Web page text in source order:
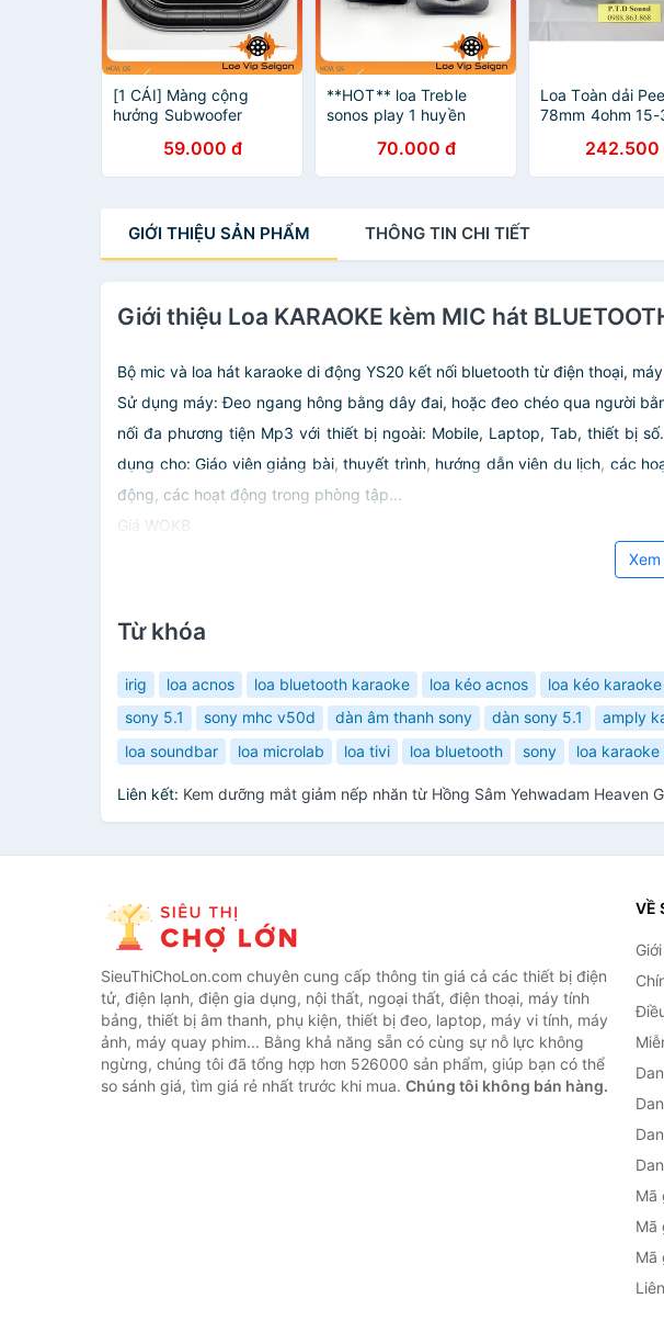
[1 CÁI] Màng cộng
hưởng Subwoofer
59.000 đ
**HOT** loa Treble
sonos play 1 huyền
hay tặng kèm tụ
70.000 đ
Loa Toàn dải
78mm 4ohm
1 - Từ PTD242.500
GIỚI THIỆU SẢN PHẨM THÔNG TIN CHI TIẾT
Giới thiệu Loa KARAOKE kèm MIC hát
Bộ mic và loa hát karaoke di động YS20 kết nối bluetooth từ điện thoại,
Sử dụng máy: Đeo ngang hông bằng dây đai, hoặc đeo chéo qua người
nối đa phương tiện Mp3 với thiết bị ngoài: Mobile, Laptop, Tab, thiết bị
dụng cho: Giáo viên giảng bài, thuyết trình, hướng dẫn viên du lịch, các
động, các hoạt động trong phòng tập...
Giá WOKB
Từ khóa
irig loa acnos loa bluetooth karaoke loa kéo acnos loa kéo karaoke
sony 5.1
sony mhc v50d dàn âm thanh sony dàn sony 5.1 amply
loa soundbar
loa microlab loa tivi loa bluetooth sony loa karaoke
Liên kết: Kem dưỡng mắt giảm nếp nhăn từ Hồng Sâm Yehwadam Heaven
SieuThiChoLon.com chuyên cung cấp thông tin giá cả các thiết bị điện
tử, điện lạnh, điện gia dụng, nội thất, ngoại thất, điện thoại, máy tính
bảng, thiết bị âm thanh, phụ kiện, thiết bị đeo, laptop, máy vi tính, máy
ảnh, máy quay phim... Bằng khả năng sẵn có cùng sự nỗ lực không
ngừng, chúng tôi đã tổng hợp hơn 526000 sản phẩm, giúp bạn có thể
so sánh giá, tìm giá rẻ nhất trước khi mua. Chúng tôi không bán hàng.
VỀ
Mã
Mã
Mã